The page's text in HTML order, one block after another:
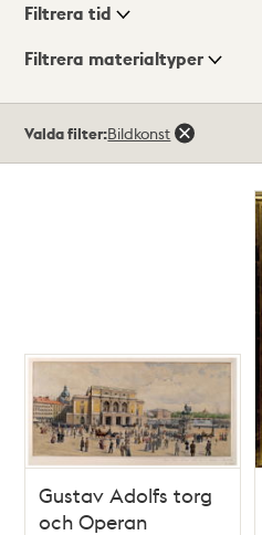
Visningsläge
Filtrera tid
Filtrera materialtyper
träffar
Valda filter:Bildkonst
Gustav Adolfs torg
och Operan